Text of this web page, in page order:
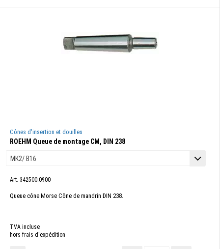
Cônes d'insertion et douilles
ROEHM Queue de montage CM, DIN 238
Art. 342500.0900
Queue cône Morse Cône de mandrin DIN 238.
TVA incluse
hors frais d'expédition